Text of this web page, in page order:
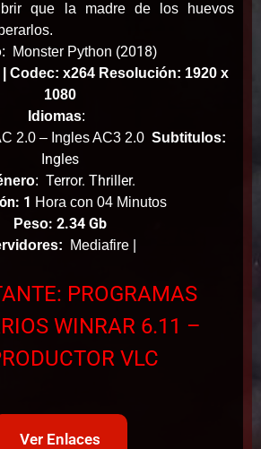
que la madre de los huevos
: Monster Python (2018)
| Codec: x264 Resolución: 1920 x
1080
Idiomas:
2.0 – Ingles AC3 2.0 Subtitulos:
Ingles
: Terror. Thriller.
1 Hora con 04 Minutos
Peso: 2.34 Gb
Mediafire |
PROGRAMAS
WINRAR 6.11 –
VLC
Ver Enlaces